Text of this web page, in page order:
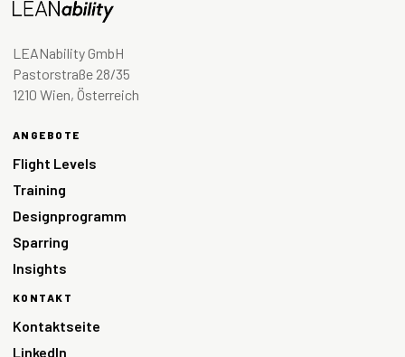
LEANability GmbH
Pastorstraße 28/35
1210 Wien, Österreich
ANGEBOTE
Flight Levels
Training
Designprogramm
Sparring
Insights
KONTAKT
Kontaktseite
LinkedIn